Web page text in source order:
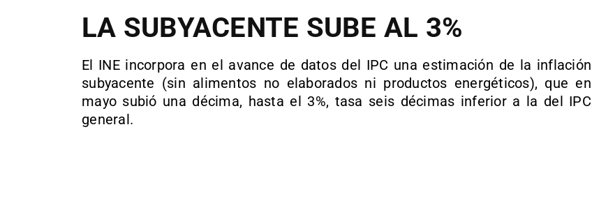
LA SUBYACENTE SUBE AL 3%
El INE incorpora en el avance de datos del IPC una estimación de la inflación
subyacente (sin alimentos no elaborados ni productos energéticos), que en
mayo subió una décima, hasta el 3%, tasa seis décimas inferior a la del IPC
general.